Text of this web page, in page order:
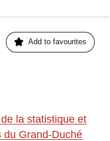
Add to favourites
la statistique et
du Grand-Duché